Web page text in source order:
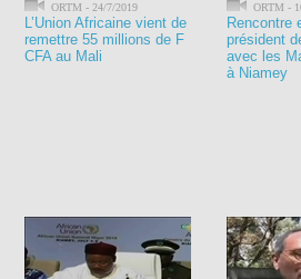
ORTM - 24/7/2019
L’Union Africaine vient de
remettre 55 millions de F
CFA au Mali
ORTM -
Rencontre
président
avec les
à Niamey